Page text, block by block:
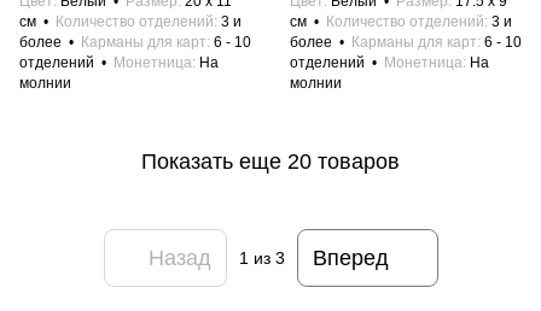
см
Количество отделений 3 и
более
Карманы для карт 6 - 10
отделений
Монетница На
молнии
см
Количество отделений 3 и
более
Карманы для карт 6 - 10
отделений
Монетница На
молнии
Показать еще 20 товаров
Назад 1 из 3 Вперед